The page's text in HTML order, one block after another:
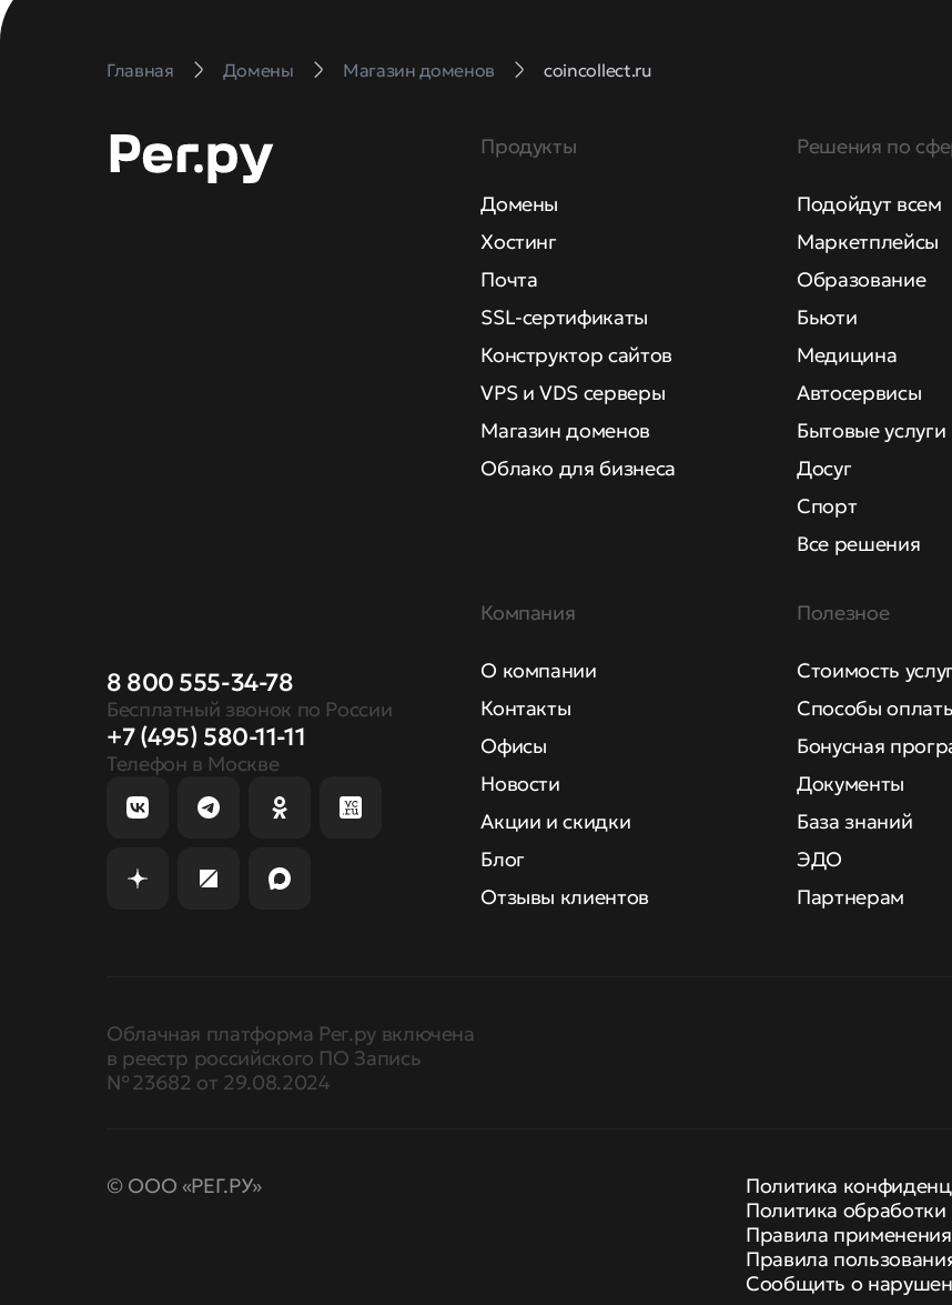
Главная Домены Магазин доменов coincollect.ru
8 800 555-34-78
Бесплатный звонок по России
+7 (495) 580-11-11
Телефон в Москве
Продукты
Домены
Хостинг
Почта
SSL-сертификаты
Конструктор сайтов
VPS и VDS серверы
Магазин доменов
Облако для бизнеса
Решения по
Подойдут всем
Маркетплейсы
Образование
Бьюти
Медицина
Автосервисы
Бытовые услуги
Досуг
Спорт
Все решения
Компания
О компании
Контакты
Офисы
Новости
Акции и скидки
Блог
Отзывы клиентов
Полезное
Стоимость
Способы
Бонусная
Документы
База знаний
ЭДО
Партнерам
Облачная платформа Рег.ру включена
в реестр российского ПО Запись
№ 23682 от 29.08.2024
© ООО «РЕГ.РУ»
Политика
Политика
Правила
Правила
Сообщить о